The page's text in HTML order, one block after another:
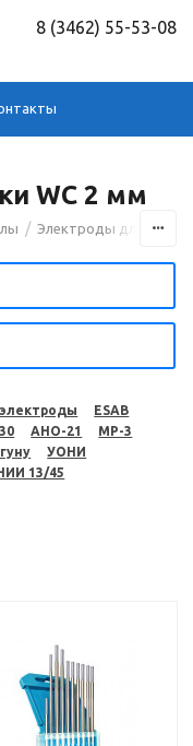
8 (3462) 55-53-08
WC 2 мм
/ Электроды для сварки
ESAB
АНО-21
МР-3
УОНИ
13/45